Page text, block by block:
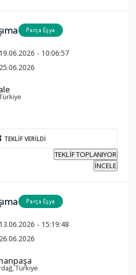
Parça Eşya
- 10:06:57
TEKLİF VERİLDİ
TEKLİF TOPLANIYOR
İNCELE
Parça Eşya
- 15:19:48
Türkiye